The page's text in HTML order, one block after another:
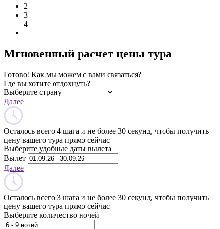
2
3
4
Мгновенный расчет цены тура
Готово! Как мы можем с вами связаться?
Где вы хотите отдохнуть?
Выберите страну
Далее
Осталось всего 4 шага и не более 30 секунд, чтобы получить
цену вашего тура прямо сейчас
Выберите удобные даты вылета
Вылет
Далее
Осталось всего 3 шага и не более 30 секунд, чтобы получить
цену вашего тура прямо сейчас
Выберите количество ночей